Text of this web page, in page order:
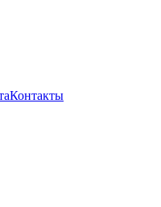
Контакты